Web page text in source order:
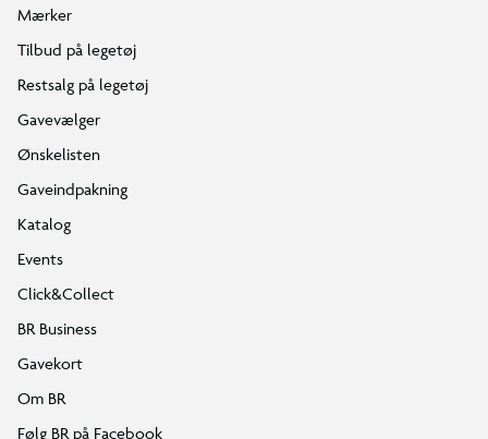
Mærker
Tilbud på legetøj
Restsalg på legetøj
Gavevælger
Ønskelisten
Gaveindpakning
Katalog
Events
Click&Collect
BR Business
Gavekort
Om BR
Følg BR på Facebook